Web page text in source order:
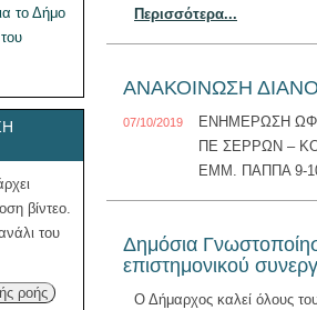
το Δήμο
βίντεο.
του
ροής
Περισσότερα...
ΑΝΑΚΟΙΝΩΣΗ
07/10/2019
ΕΝΗΜΕΡΩΣΗ
ΠΕ ΣΕΡΡΩΝ –
ΕΜΜ. ΠΑΠΠΑ 9-
Δημόσια
επιστημονικού
Ο Δήμαρχος καλεί όλους